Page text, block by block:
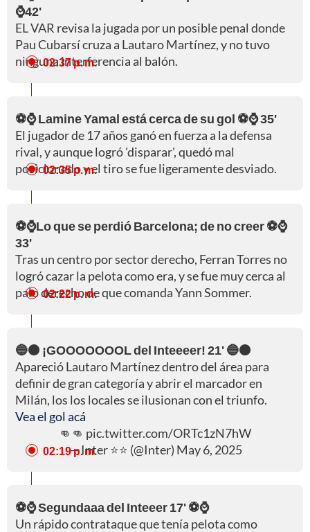
⌚42'
EL VAR revisa la jugada por un posible penal donde
Pau Cubarsí cruza a Lautaro Martínez, y no tuvo
ninguna interferencia al balón.
02:37 p. m.
⚽⌚ Lamine Yamal está cerca de su gol ⚽⌚ 35'
El jugador de 17 años ganó en fuerza a la defensa
rival, y aunque logró 'disparar', quedó mal
posicionado y el tiro se fue ligeramente desviado.
02:35 p. m.
⚽⌚Lo que se perdió Barcelona; de no creer ⚽⌚
33'
Tras un centro por sector derecho, Ferran Torres no
logró cazar la pelota como era, y se fue muy cerca al
palo derecho de que comanda Yann Sommer.
02:22 p. m.
🔵⚫ ¡GOOOOOOOL del Inteeeer! 21' 🔵⚫
Apareció Lautaro Martínez dentro del área para
definir de gran categoría y abrir el marcador en
Milán, los los locales se ilusionan con el triunfo.
Vea el gol acá
👊👊 pic.twitter.com/ORTc1zN7hW
— Inter ⭐⭐ (@Inter) May 6, 2025
02:19 p. m.
⚽⌚ Segundaaa del Inteeer 17' ⚽⌚
Un rápido contrataque que tenía pelota como